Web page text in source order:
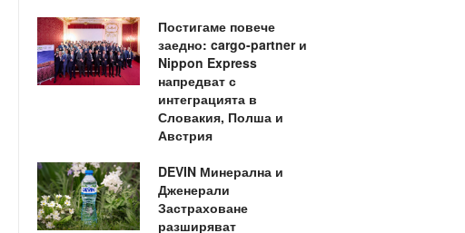
Постигаме повече
заедно: cargo-partner и
Nippon Express
напредват с
интеграцията в
Словакия, Полша и
Австрия
DEVIN Минерална и
Дженерали
Застраховане
разширяват